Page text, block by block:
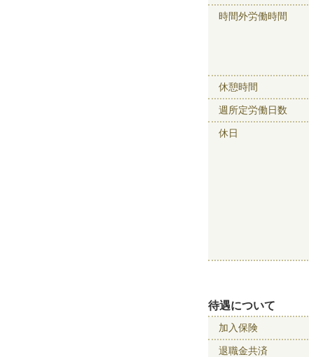
時間外労働時間
休憩時間
週所定労働日数
休日
待遇について
加入保険
退職金共済